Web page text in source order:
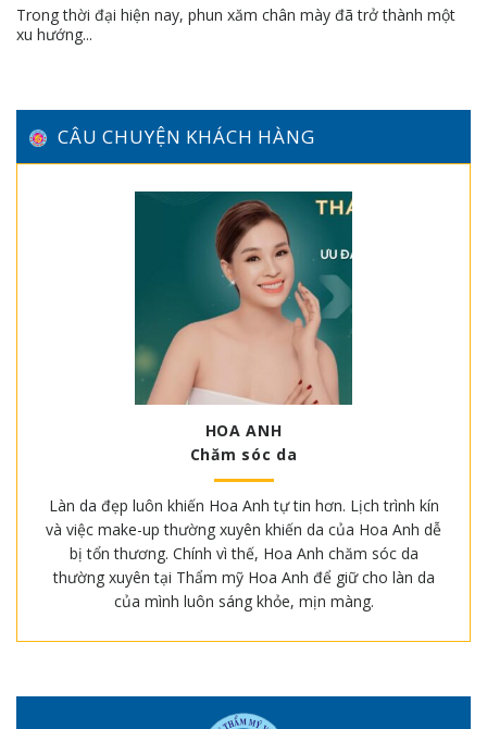
Trong thời đại hiện nay, phun xăm chân mày đã trở thành một
xu hướng...
CÂU CHUYỆN KHÁCH HÀNG
HOA ANH
Chăm sóc da
Làn da đẹp luôn khiến Hoa Anh tự tin hơn. Lịch trình kín
và việc make-up thường xuyên khiến da của Hoa Anh dễ
bị tổn thương. Chính vì thế, Hoa Anh chăm sóc da
thường xuyên tại Thẩm mỹ Hoa Anh để giữ cho làn da
của mình luôn sáng khỏe, mịn màng.